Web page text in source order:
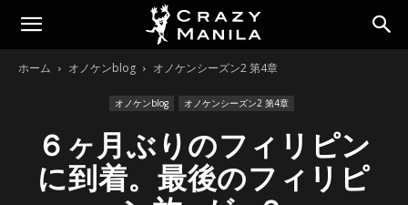
ホーム オノケンblog オノケンシーズン2 第4章
オノケンblog オノケンシーズン2 第4章
６ヶ月ぶりのフィリピン
に到着。最後のフィリピ